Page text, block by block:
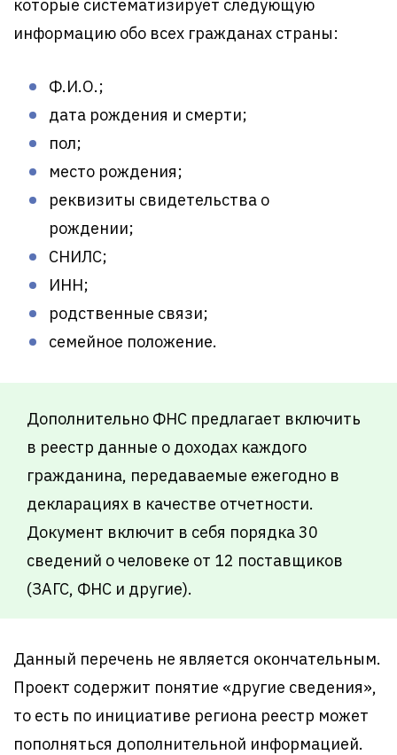
которые систематизирует следующую
информацию обо всех гражданах страны:
Ф.И.О.;
дата рождения и смерти;
пол;
место рождения;
реквизиты свидетельства о
рождении;
СНИЛС;
ИНН;
родственные связи;
семейное положение.
Дополнительно ФНС предлагает включить
в реестр данные о доходах каждого
гражданина, передаваемые ежегодно в
декларациях в качестве отчетности.
Документ включит в себя порядка 30
сведений о человеке от 12 поставщиков
(ЗАГС, ФНС и другие).
Данный перечень не является окончательным.
Проект содержит понятие «другие сведения»,
то есть по инициативе региона реестр может
пополняться дополнительной информацией.